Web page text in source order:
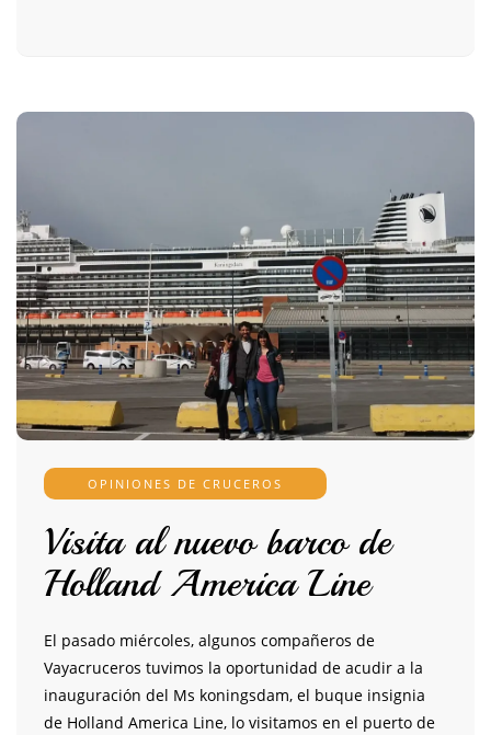
OPINIONES DE CRUCEROS
Visita al nuevo barco de
Holland America Line
El pasado miércoles, algunos compañeros de
Vayacruceros tuvimos la oportunidad de acudir a la
inauguración del Ms koningsdam, el buque insignia
de Holland America Line, lo visitamos en el puerto de